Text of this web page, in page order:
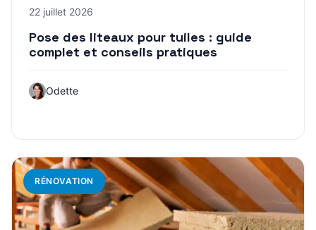
22 juillet 2026
Pose des liteaux pour tuiles : guide
complet et conseils pratiques
Odette
RÉNOVATION